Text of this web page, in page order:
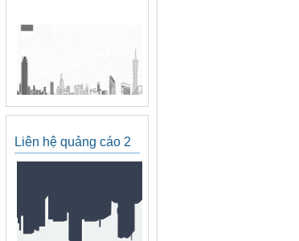
Liên hệ quảng cáo 2